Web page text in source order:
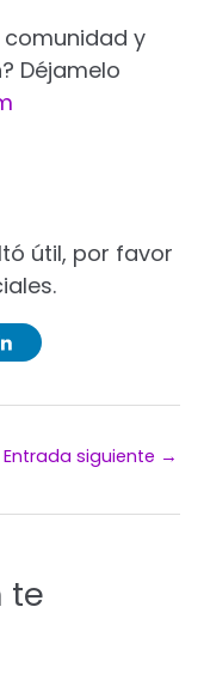
y
Déjamelo
útil, por favor
Entrada siguiente →
te